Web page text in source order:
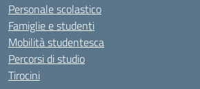
Personale scolastico
Famiglie e studenti
Mobilità studentesca
Percorsi di studio
Tirocini